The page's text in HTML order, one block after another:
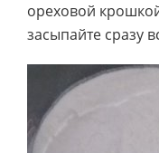
ореховой
засыпайте сразу